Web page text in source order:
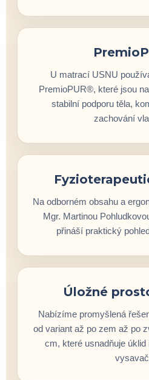
U matrací USNU
PremioPUR®, které jsou
stabilní podporu těla,
zachování
Na odborném obsahu a
Mgr. Martinou
přináší praktický
Úložné
Nabízíme promyšlená
od variant až po zem až po
cm, které usnadňuje